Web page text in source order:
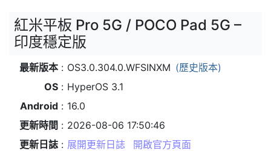
紅米平板 Pro 5G / POCO Pad 5G –
印度穩定版
最新版本 OS3.0.304.0.WFSINXM (歷史版本)
OS
HyperOS 3.1
Android
16.0
更新時間
2026-08-06 17:50:46
更新日誌
展開更新日誌
開啟官方頁面